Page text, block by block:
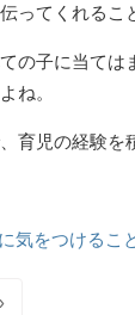
ってくれるこ
の子に当ては
ね。
育児の経験を
気をつけるこ